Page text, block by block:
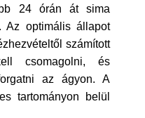
24 órán át sima
Az optimális állapot
számított
csomagolni, és
az ágyon. A
tartományon belül